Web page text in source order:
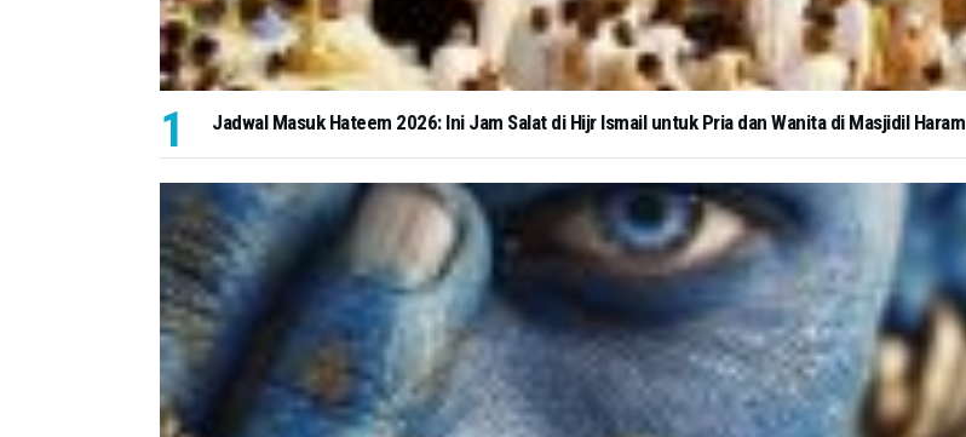
Jadwal Masuk Hateem 2026: Ini Jam Salat di Hijr Ismail untuk Pria dan Wanita di Masjidil Haram